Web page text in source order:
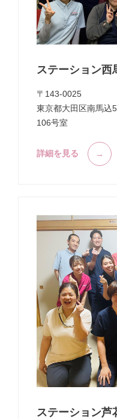
ステーション西
〒143-0025
東京都大田区南馬込
106号室
詳細を見る
ステーション芦